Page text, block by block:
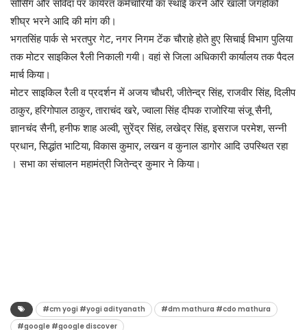
सोर्सिंग और संविदा पर कार्यरत कर्मचारियों का स्थाई करने और खाली जगहोंको
शीघ्र भरने आदि की मांग की।
भगतसिंह पार्क से भरतपुर गेट, नगर निगम टेंक चौराहे होते हुए सिचाई विभाग पुलिया
तक मोटर साइकिल रैली निकाली गयी। वहां से जिला अधिकारी कार्यालय तक पैदल
मार्च किया।
मोटर साइकिल रैली व प्रदर्शन में अजय चौधरी, जीतेन्द्र सिंह, राजवीर सिंह, दिलीप
ठाकुर, हरिगोपाल ठाकुर, ताराचंद खरे, ज्वाला सिंह दीपक राजोरिया संजू सैनी,
ज्ञानचंद सैनी, हनीफ शाह अल्वी, सुरेंद्र सिंह, लखेद्र सिंह, इसराज परमेश, सन्नी
प्रधान, सिद्धांत भाटिया, विकास कुमार, लखन व कुनाल डागोर आदि उपस्थित रहा
। सभा का संचालन महामंत्री जितेन्द्र कुमार ने किया।
#cm yogi #yogi adityanath
#dm mathura #cdo mathura
#google #google discover